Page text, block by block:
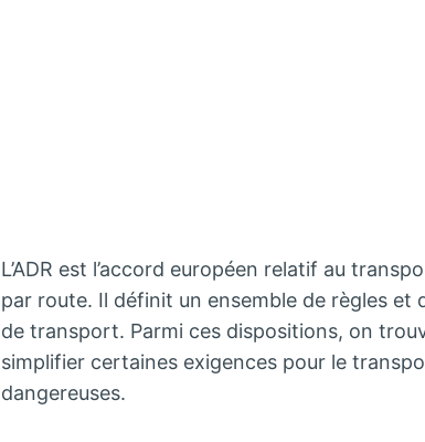
L’ADR est l’accord européen relatif au
par route. Il définit un ensemble de règles
de transport. Parmi ces dispositions, on
simplifier certaines exigences pour le
dangereuses.